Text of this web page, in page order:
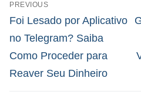
PREVIOUS
Foi Lesado por Aplicativo
no Telegram? Saiba
Como Proceder para
Reaver Seu Dinheiro